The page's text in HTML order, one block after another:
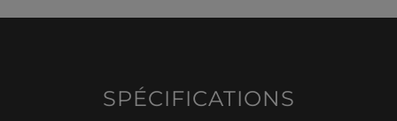
SPÉCIFICATIONS